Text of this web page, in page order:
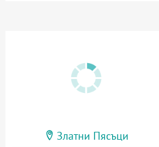
Златни Пясъци